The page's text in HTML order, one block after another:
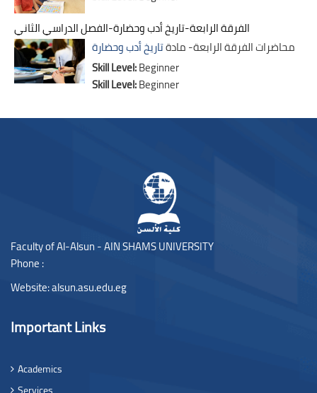
الفرقة الرابعة-تاريخ أدب وحضارة-الفصل الدراسي الثاني
محاضرات الفرقة الرابعة- مادةتاريخ أدب وحضارة
Skill Level:Beginner
Skill Level:Beginner
Blocks
Faculty of Al-Alsun - AIN SHAMS UNIVERSITY
Phone :
Website:alsun.asu.edu.eg
Important Links
Academics